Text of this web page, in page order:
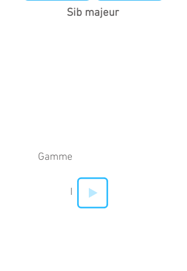
Sib majeur
Gamme
I